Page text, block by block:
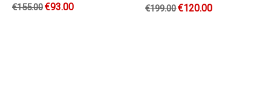
€155.00€93.00 €199.00€120.00